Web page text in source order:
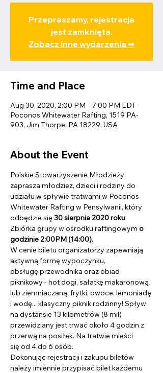
Przepraszamy, rejestracja
jest zamknięta.
Zobacz inne wydarzenia ➡
Time and Place
Aug 30, 2020, 2:00 PM – 7:00 PM EDT
Poconos Whitewater Rafting, 1519 PA-
903, Jim Thorpe, PA 18229, USA
About the Event
Polskie Stowarzyszenie Młodzieży
zaprasza młodzież, dzieci i rodziny do
udziału w spływie tratwami w Poconos
Whitewater Rafting w Pensylwanii, który
odbędzie się 30 sierpnia 2020 roku.
Zbiórka grupy w ośrodku raftingowym o
godzinie 2:00PM (14:00).
W cenie biletu organizatorzy zapewniają
aktywną formę wypoczynku,
obsługę przewodnika oraz obiad
piknikowy - hot dogi, sałatkę makaronową
lub ziemniaczaną, frytki, owoce, lemoniadę
i wodę... klasyczny piknik rodzinny! Spływ
na dystansie 13 kilometrów (8 mil)
przewidziany jest trwać około 4 godzin z
przerwą na posiłek. Na tratwie mieści
się od 4 do 6 osób.
Dokonując rejestracji i zakupu biletów
należy imiennie przypisać bilet każdemu